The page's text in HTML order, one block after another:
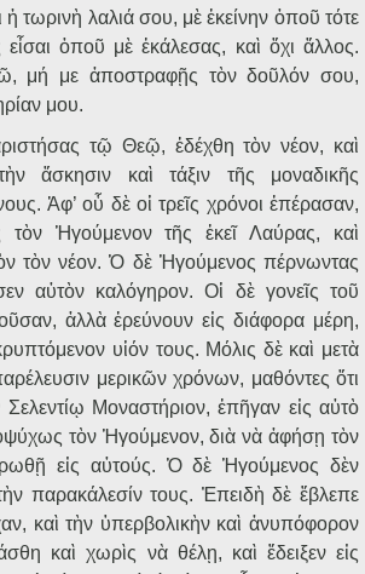
ἡ τωρινὴ λαλιά σου, μὲ ἐκείνην ὁποῦ τότε
ὁποῦ μὲ ἐκάλεσας, καὶ ὄχι ἄλλος.
μή με ἀποστραφῇς τὸν δοῦλόν σου,
μου.
τῷ Θεῷ, ἐδέχθη τὸν νέον, καὶ
ἄσκησιν καὶ τάξιν τῆς μοναδικῆς
Ἀφ’ οὗ δὲ οἱ τρεῖς χρόνοι ἐπέρασαν,
Ἡγούμενον τῆς ἐκεῖ Λαύρας, καὶ
τὸν νέον. Ὁ δὲ Ἡγούμενος πέρνωντας
αὐτὸν καλόγηρον. Οἱ δὲ γονεῖς τοῦ
ἀλλὰ ἐρεύνουν εἰς διάφορα μέρη,
υἱόν τους. Μόλις δὲ καὶ μετὰ
μερικῶν χρόνων, μαθόντες ὅτι
Σελεντίῳ Μοναστήριον, ἐπῆγαν εἰς αὐτὸ
τὸν Ἡγούμενον, διὰ νὰ ἀφήσῃ τὸν
εἰς αὐτούς. Ὁ δὲ Ἡγούμενος δὲν
παρακάλεσίν τους. Ἐπειδὴ δὲ ἔβλεπε
καὶ τὴν ὑπερβολικὴν καὶ ἀνυπόφορον
καὶ χωρὶς νὰ θέλῃ, καὶ ἔδειξεν εἰς